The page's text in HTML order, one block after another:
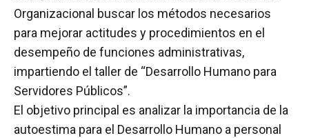
Organizacional buscar los métodos necesarios
para mejorar actitudes y procedimientos en el
desempeño de funciones administrativas,
impartiendo el taller de “Desarrollo Humano para
Servidores Públicos”.
El objetivo principal es analizar la importancia de la
autoestima para el Desarrollo Humano a personal